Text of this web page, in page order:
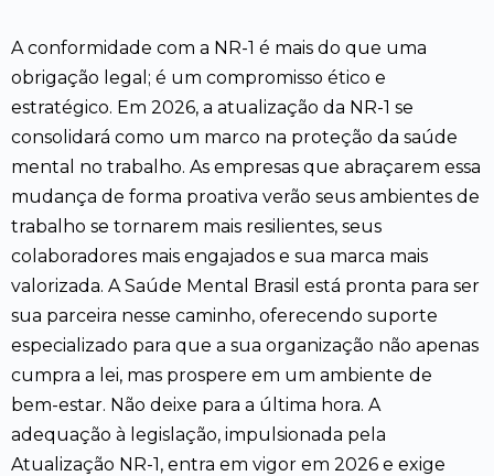
A conformidade com a NR-1 é mais do que uma
obrigação legal; é um compromisso ético e
estratégico. Em 2026, a atualização da NR-1 se
consolidará como um marco na proteção da saúde
mental no trabalho. As empresas que abraçarem essa
mudança de forma proativa verão seus ambientes de
trabalho se tornarem mais resilientes, seus
colaboradores mais engajados e sua marca mais
valorizada. A Saúde Mental Brasil está pronta para ser
sua parceira nesse caminho, oferecendo suporte
especializado para que a sua organização não apenas
cumpra a lei, mas prospere em um ambiente de
bem-estar. Não deixe para a última hora. A
adequação à legislação, impulsionada pela
Atualização NR-1, entra em vigor em 2026 e exige